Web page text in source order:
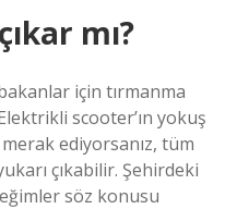
mı?
için tırmanma
scooter’ın yokuş
merak ediyorsanız, tüm
çıkabilir. Şehirdeki
söz konusu